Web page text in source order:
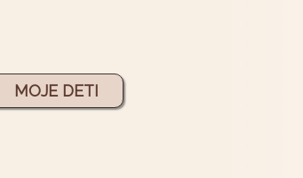
MOJE DETI